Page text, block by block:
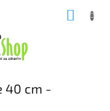
40 cm -